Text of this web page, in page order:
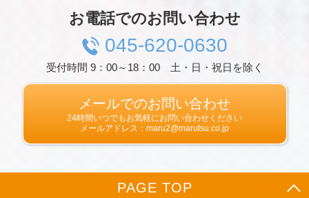
郵便番号や性別，職業，年齢，ユーザーのIPア
識別情報などを指します。
第２条（プライバシー情報の収集方法）
当社は，ユーザーが利用登録をする際に氏名，
生年月日，住所，電話番号，メールアドレス，
銀行口座番号，クレジットカード番号，運転免
許証番号などの個人情報をお尋ねすることがあ
下，｢提携先｣といいます。）などから収集する
お電話でのお問い合わせ
045-620-0630
受付時間 9：00～18：00 土・日・祝日を除く
メールでのお問い合わせ
24時間いつでもお気軽にお問い合わせください
メールアドレス：maru2@marutsu.co.jp
PAGE TOP